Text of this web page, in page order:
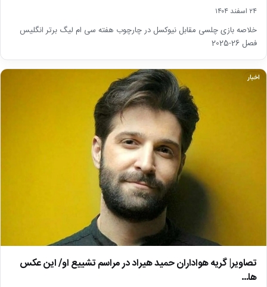
۲۴ اسفند ۱۴۰۴
خلاصه بازی چلسی مقابل نیوکسل در چارچوب هفته سی ام لیگ برتر انگلیس
فصل 26-2025
اخبار
تصاویر| گریه هواداران حمید هیراد در مراسم تشییع او/ این عکس
ها…